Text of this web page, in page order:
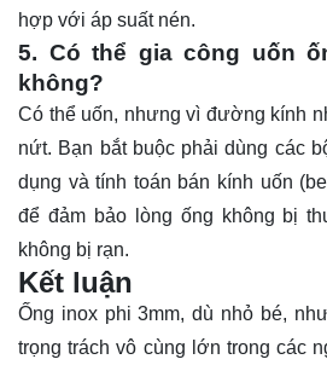
hợp với áp suất nén.
5. Có thể gia công uốn
không?
Có thể uốn, nhưng vì đường kính
nứt. Bạn bắt buộc phải dùng các
dụng và tính toán bán kính uốn
để đảm bảo lòng ống không bị
không bị rạn.
Kết luận
Ống inox phi 3mm, dù nhỏ bé,
trọng trách vô cùng lớn trong các